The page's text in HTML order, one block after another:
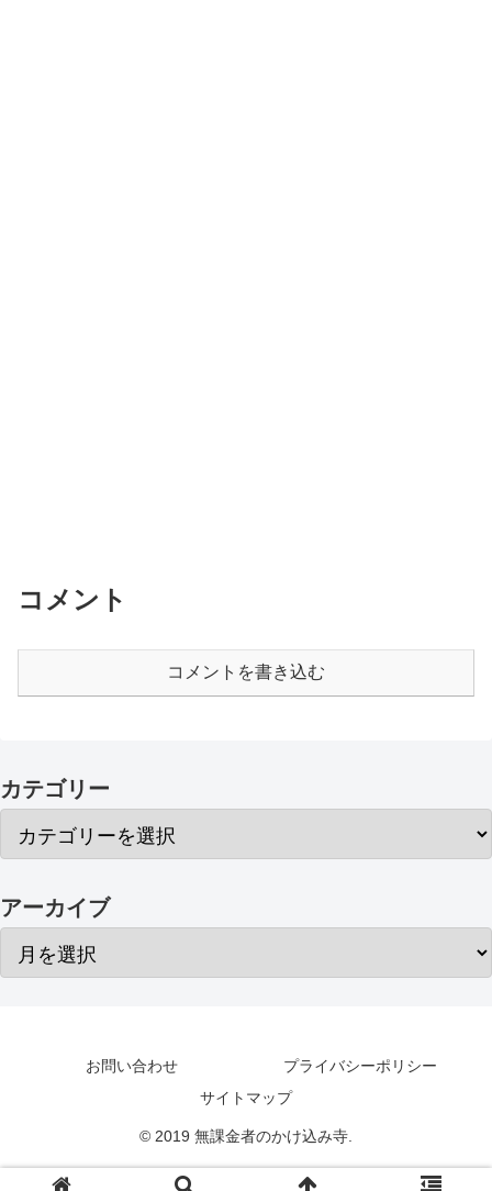
コメント
コメントを書き込む
カテゴリー
アーカイブ
お問い合わせ
プライバシーポリシー
サイトマップ
© 2019 無課金者のかけ込み寺.